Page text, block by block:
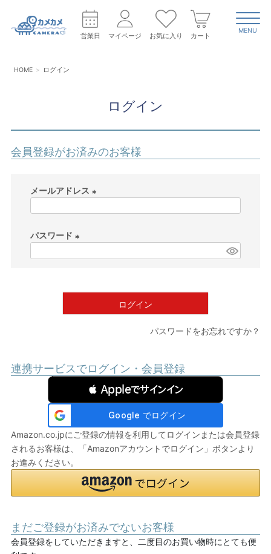
営業日 マイページ お気に入り カート
MENU
HOME ログイン
ログイン
会員登録がお済みのお客様
メールアドレス
パスワード
)
ログイン
パスワードをお忘れですか？
連携サービスでログイン・会員登録
 Appleでサインイン
Amazon.co.jpにご登録の情報を利用してログインまたは会員登録
されるお客様は、「Amazonアカウントでログイン」ボタンより
お進みください。
まだご登録がお済みでないお客様
会員登録をしていただきますと、二度目のお買い物時にとても便